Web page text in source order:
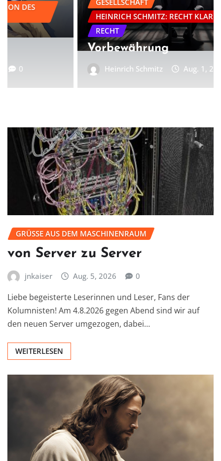
HEINRICH SCHMITZ: RECHT KLAR
POLITIK
RECHT
Vorbewährung
Heinrich Schmitz Aug. 1, 2026 17
GRÜSSE AUS DEM MASCHINENRAUM
von Server zu Server
jnkaiser Aug. 5, 2026 0
Liebe begeisterte Leserinnen und Leser, Fans der
Kolumnisten! Am 4.8.2026 gegen Abend sind wir auf
den neuen Server umgezogen, dabei…
WEITERLESEN